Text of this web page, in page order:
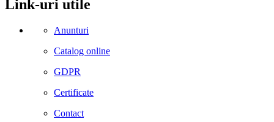
Link-uri utile
Anunturi
Catalog online
GDPR
Certificate
Contact